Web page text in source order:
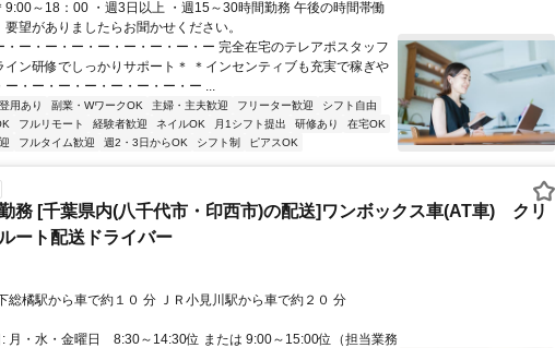
9:00～18：00 ・週3日以上 ・週15～30時間勤務 午後の時間帯働
要望がありましたらお聞かせください。
・ー・ー・ー・ー・ー・ー・ー・ー 完全在宅のテレアポスタッフ
イン研修でしっかりサポート＊ ＊インセンティブも充実で稼ぎや
ー・ー・ー・ー・ー・ー・ー・ー ...
用あり 副業・WワークOK 主婦・主夫歓迎 フリーター歓迎
シフト自由
フルリモート 経験者歓迎 ネイルOK 月1シフト提出 研修あり
在宅OK
フルタイム歓迎 週2・3日からOK シフト制 ピアスOK
務 [千葉県内(八千代市・印西市)の配送]ワンボックス車(AT車) クリ
ート配送ドライバー
ス: ＪＲ下総橘駅から車で約１０ 分 ＪＲ小見川駅から車で約２０ 分
月・水・金曜日 8:30～14:30位 または 9:00～15:00位（担当業務